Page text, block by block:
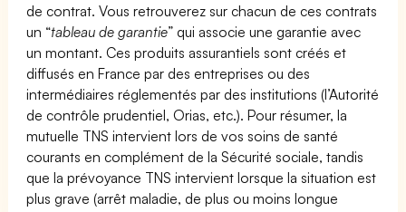
de contrat. Vous retrouverez sur chacun de ces contrats
un “tableau de garantie” qui associe une garantie avec
un montant. Ces produits assurantiels sont créés et
diffusés en France par des entreprises ou des
intermédiaires réglementés par des institutions (l’Autorité
de contrôle prudentiel, Orias, etc.). Pour résumer, la
mutuelle TNS intervient lors de vos soins de santé
courants en complément de la Sécurité sociale, tandis
que la prévoyance TNS intervient lorsque la situation est
plus grave (arrêt maladie, de plus ou moins longue